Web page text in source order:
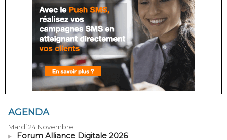
AGENDA
Mardi 24 Novembre
Forum Alliance Digitale 2026